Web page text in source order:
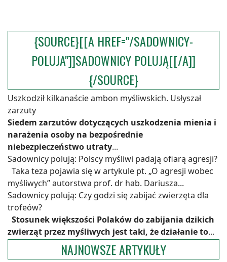
{SOURCE}[[A HREF="/SADOWNICY-
POLUJA"]]SADOWNICY POLUJĄ[[/A]]
{/SOURCE}
Uszkodził kilkanaście ambon myśliwskich. Usłyszał
zarzuty
Siedem zarzutów dotyczących uszkodzenia mienia i
narażenia osoby na bezpośrednie
niebezpieczeństwo utraty...
Sadownicy polują: Polscy myśliwi padają ofiarą agresji?
Taka teza pojawia się w artykule pt. „O agresji wobec
myśliwych” autorstwa prof. dr hab. Dariusza...
Sadownicy polują: Czy godzi się zabijać zwierzęta dla
trofeów?
Stosunek większości Polaków do zabijania dzikich
zwierząt przez myśliwych jest taki, że działanie to...
NAJNOWSZE ARTYKUŁY